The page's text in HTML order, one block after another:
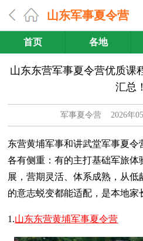
山东军事夏令营
首页 各地
山东东营军事夏令营优质课
汇总！
军事夏令营2026年05
东营黄埔军事和讲武堂军事夏令
各有侧重：有的主打基础军旅体
展，营期灵活、体系成熟，从
的意志蜕变都能适配，是本地家
1.山东东营黄埔军事夏令营